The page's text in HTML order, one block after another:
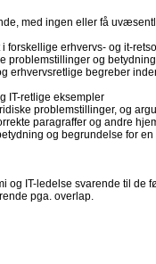
med ingen eller få
erhvervs- og it-
problemstillinger og
erhvervsretlige begreber
IT-retlige eksempler
problemstillinger, og
paragraffer og andre
og begrundelse for
og IT-ledelse svarende til de
pga. overlap.